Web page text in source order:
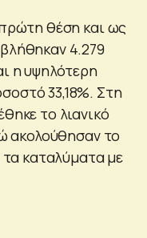
θέση και ως
4.279
η υψηλότερη
33,18%. Στη
το λιανικό
ακολούθησαν το
τα καταλύματα με